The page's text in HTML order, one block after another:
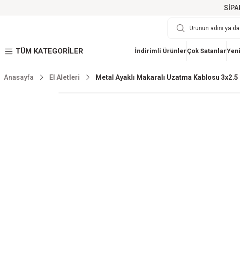
TÜM KATEGORİLER İndirimli Ürünler Çok Satanlar
Anasayfa El Aletleri Metal Ayaklı Makaralı Uzatma Kablosu